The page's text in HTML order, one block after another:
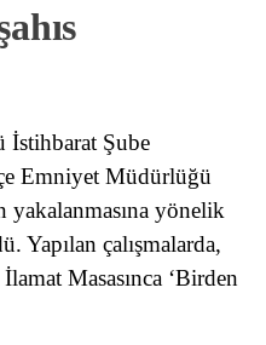
Şube
Emniyet Müdürlüğü
yakalanmasına yönelik
Yapılan çalışmalarda,
Masasınca ‘Birden